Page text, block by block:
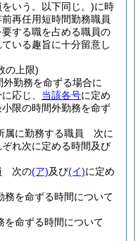
いう。以下同じ。)に時
再任用短時間勤務職員
する職を占める職員の
いる趣旨に十分留意し
の上限)
勤務を命ずる場合に
応じ、 当該各号に定め
限の時間外勤務を命ず
属に勤務する職員 次に
れ次に定める時間及び
次の(ア)及び(イ)に定め
務を命ずる時間について
を命ずる時間について